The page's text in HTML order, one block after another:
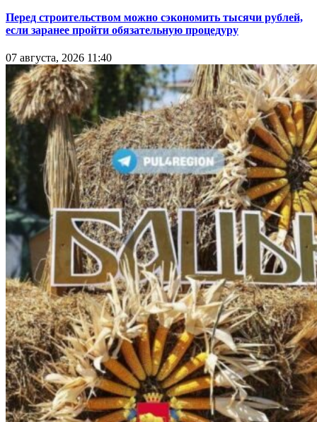
Перед строительством можно сэкономить тысячи рублей,
если заранее пройти обязательную процедуру
07 августа, 2026 11:40